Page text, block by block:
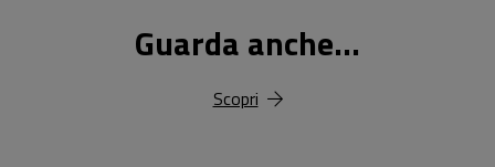
Guarda anche...
Scopri